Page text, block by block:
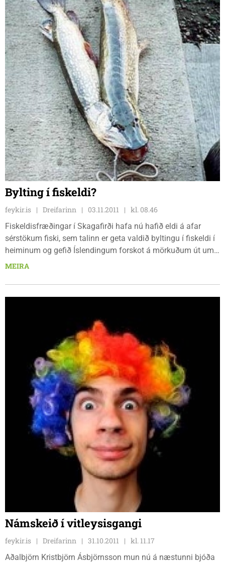
Bylting í fiskeldi?
feykir.is Dreifarinn 03.11.2011
kl. 08.46
Fiskeldisfræðingar í Skagafirði hafa nú hafið eldi á afar
sérstökum fiski, sem talinn er geta valdið byltingu í fiskeldi í
heiminum og gefið Íslendingum forskot á mörkuðum út um
MEIRA
Námskeið í vitleysisgangi
feykir.is Dreifarinn 31.10.2011
kl. 11.17
Aðalbjörn Kristbjörn Ásbjörnsson mun nú á næstunni bjóða